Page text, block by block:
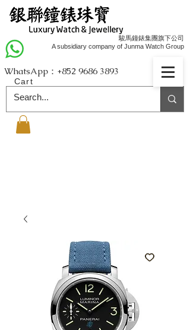
駿馬鐘錶集團旗下公司
A subsidiary company of Junma Watch Group
Cart
WhatsApp：+852 9686 3893